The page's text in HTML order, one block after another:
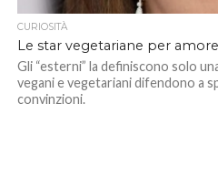
CURIOSITÀ
Le star vegetariane per
Gli “esterni” la definiscono solo
vegani e vegetariani difendono a
convinzioni.